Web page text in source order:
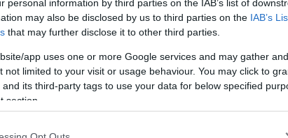
personal information by third parties on the IAB’s list of
may also be disclosed by us to third parties on the IAB’s
that may further disclose it to other third parties.
app uses one or more Google services and may gather
not limited to your visit or usage behaviour. You may click to
its third-party tags to use your data for below specified
section.